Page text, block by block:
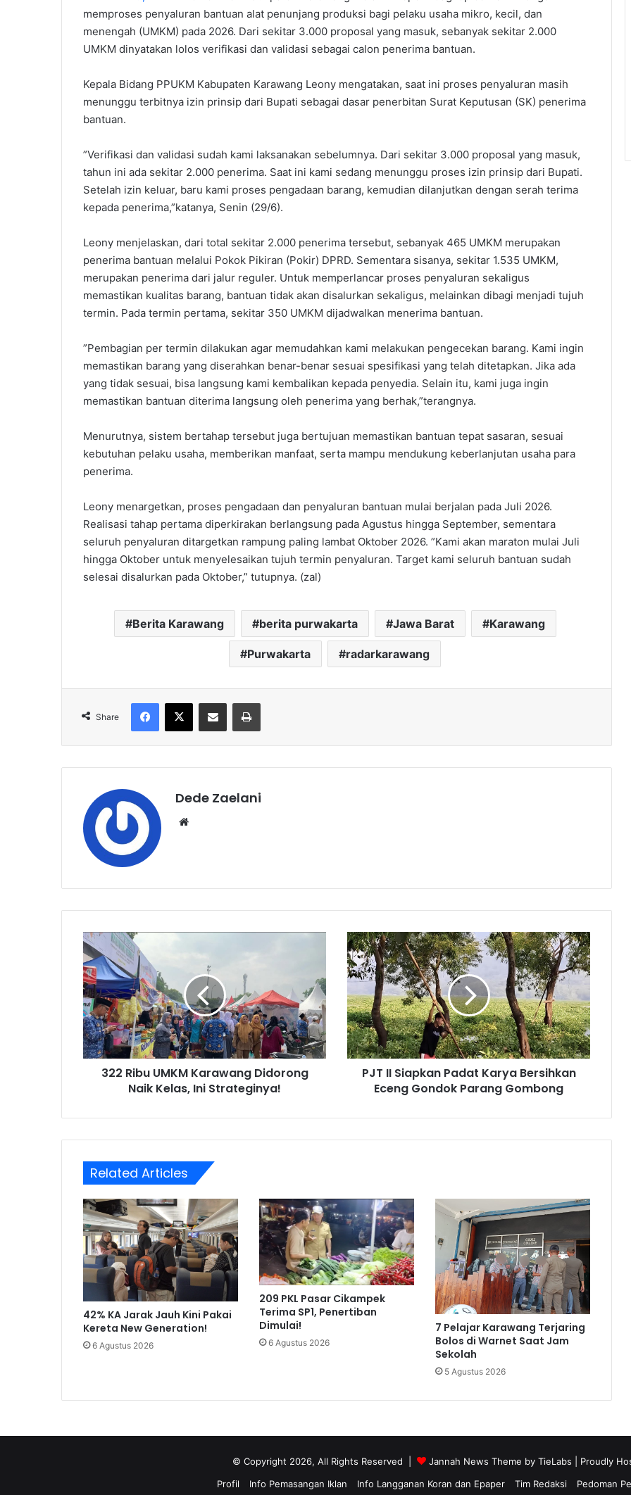
memproses penyaluran bantuan alat penunjang produksi bagi pelaku usaha mikro, kecil, dan
menengah (UMKM) pada 2026. Dari sekitar 3.000 proposal yang masuk, sebanyak sekitar 2.000
UMKM dinyatakan lolos verifikasi dan validasi sebagai calon penerima bantuan.
‎‎Kepala Bidang PPUKM Kabupaten Karawang Leony mengatakan, saat ini proses penyaluran masih
menunggu terbitnya izin prinsip dari Bupati sebagai dasar penerbitan Surat Keputusan (SK) penerima
bantuan.
‎”Verifikasi dan validasi sudah kami laksanakan sebelumnya. Dari sekitar 3.000 proposal yang masuk,
tahun ini ada sekitar 2.000 penerima. Saat ini kami sedang menunggu proses izin prinsip dari Bupati.
Setelah izin keluar, baru kami proses pengadaan barang, kemudian dilanjutkan dengan serah terima
kepada penerima,”katanya, Senin (29/6).
‎Leony menjelaskan, dari total sekitar 2.000 penerima tersebut, sebanyak 465 UMKM merupakan
penerima bantuan melalui Pokok Pikiran (Pokir) DPRD. Sementara sisanya, sekitar 1.535 UMKM,
merupakan penerima dari jalur reguler. ‎Untuk memperlancar proses penyaluran sekaligus
memastikan kualitas barang, bantuan tidak akan disalurkan sekaligus, melainkan dibagi menjadi tujuh
termin. Pada termin pertama, sekitar 350 UMKM dijadwalkan menerima bantuan.
‎‎”Pembagian per termin dilakukan agar memudahkan kami melakukan pengecekan barang. Kami ingin
memastikan barang yang diserahkan benar-benar sesuai spesifikasi yang telah ditetapkan. Jika ada
yang tidak sesuai, bisa langsung kami kembalikan kepada penyedia. Selain itu, kami juga ingin
memastikan bantuan diterima langsung oleh penerima yang berhak,”terangnya.
‎Menurutnya, sistem bertahap tersebut juga bertujuan memastikan bantuan tepat sasaran, sesuai
kebutuhan pelaku usaha, memberikan manfaat, serta mampu mendukung keberlanjutan usaha para
penerima.
‎Leony menargetkan, proses pengadaan dan penyaluran bantuan mulai berjalan pada Juli 2026.
Realisasi tahap pertama diperkirakan berlangsung pada Agustus hingga September, sementara
seluruh penyaluran ditargetkan rampung paling lambat Oktober 2026. ‎”Kami akan maraton mulai Juli
hingga Oktober untuk menyelesaikan tujuh termin penyaluran. Target kami seluruh bantuan sudah
selesai disalurkan pada Oktober,” tutupnya. (zal)
Berita Karawang berita purwakarta Jawa Barat Karawang
Purwakarta radarkarawang
Share
Facebook
X Share via Email Print
Dede Zaelani
322
Ribu
UMKM
Karawang
Didorong
Naik
Kelas,
Ini
Strateginya!
322 Ribu UMKM Karawang Didorong
Naik Kelas, Ini Strateginya!
PJT
II
Siapkan
Padat
Karya
Bersihkan
Eceng
Gondok
Parang
Gombong
PJT II Siapkan Padat Karya Bersihkan
Eceng Gondok Parang Gombong
Related Articles
42% KA Jarak Jauh Kini Pakai
Kereta New Generation!
6 Agustus 2026
209 PKL Pasar Cikampek
Terima SP1, Penertiban
Dimulai!
6 Agustus 2026
7 Pelajar Karawang Terjaring
Bolos di Warnet Saat Jam
Sekolah
5 Agustus 2026
© Copyright 2026, All Rights Reserved | Jannah News Theme by TieLabs | Proudly
Profil
Info Pemasangan Iklan Info Langganan Koran dan Epaper Tim Redaksi Pedoman